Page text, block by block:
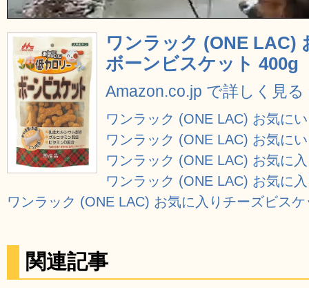
ワンラック (ONE LAC)
ボーンビスケット 400g
Amazon.co.jp で詳しく見る
ワンラック (ONE LAC) お気に
ワンラック (ONE LAC) お気に
ワンラック (ONE LAC) お気に
ワンラック (ONE LAC) お気に
ワンラック (ONE LAC) お気に入りチーズビス
関連記事